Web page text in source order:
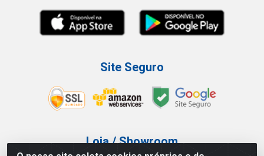
Site Seguro
Loja / Showroom